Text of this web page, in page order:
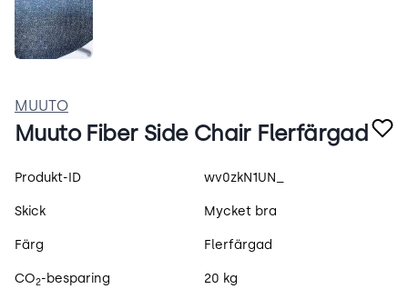
MUUTO
Muuto Fiber Side Chair Flerfärgad
Produktspecifikation
Produkt-ID wv0zkN1UN_
Skick Mycket bra
Färg Flerfärgad
CO2-besparing 20 kg